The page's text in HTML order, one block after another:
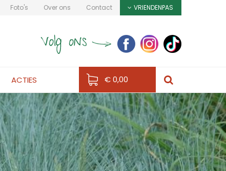
Foto's Over ons Contact VRIENDENPAS
ACTIES € 0,00